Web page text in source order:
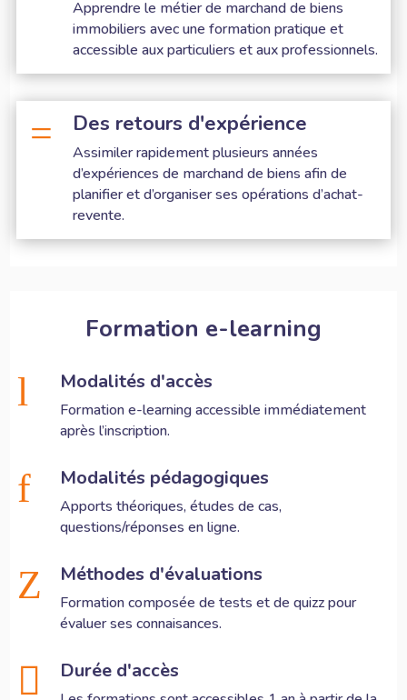
Apprendre le métier de marchand de biens
immobiliers avec une formation pratique et
accessible aux particuliers et aux professionnels.
= Des retours d'expérience
Assimiler rapidement plusieurs années
d’expériences de marchand de biens afin de
planifier et d’organiser ses opérations d’achat-
revente.
Formation e-learning
l Modalités d'accès
Formation e-learning accessible immédiatement
après l’inscription.
f Modalités pédagogiques
Apports théoriques, études de cas,
questions/réponses en ligne.
Z Méthodes d'évaluations
Formation composée de tests et de quizz pour
évaluer ses connaisances.
 Durée d'accès